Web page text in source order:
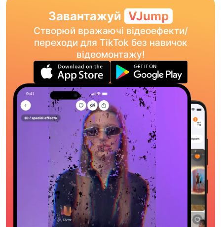
Завантажуй VJump
Створюй вражаючі відеоефекти/
переходи для TikTok без навичок
відеомонтажу!